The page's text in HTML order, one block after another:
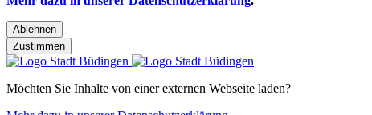
Ablehnen
Zustimmen
Möchten Sie Inhalte von einer externen Webseite laden?